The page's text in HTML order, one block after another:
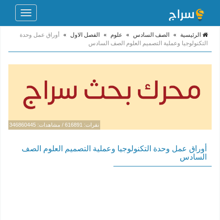
Toggle
الرئيسية » الصف السادس » علوم » الفصل الاول »
أوراق عمل وحدة
التكنولوجيا وعملية التصميم العلوم الصف السادس
نقرات: 616891 / مشاهدات: 346860445
أوراق عمل وحدة التكنولوجيا وعملية التصميم العلوم الصف
السادس